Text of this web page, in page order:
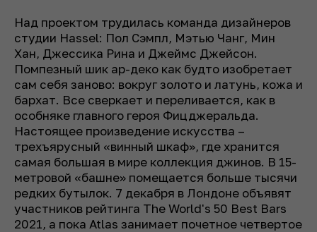
Над проектом трудилась команда дизайнеров
студии Hassel: Пол Сэмпл, Мэтью Чанг, Мин
Хан, Джессика Рина и Джеймс Джейсон.
Помпезный шик ар-деко как будто изобретает
сам себя заново: вокруг золото и латунь, кожа и
бархат. Все сверкает и переливается, как в
особняке главного героя Фицджеральда.
Настоящее произведение искусства –
трехъярусный «винный шкаф», где хранится
самая большая в мире коллекция джинов. В 15-
метровой «башне» помещается больше тысячи
редких бутылок. 7 декабря в Лондоне объявят
участников рейтинга The World's 50 Best Bars
2021, а пока Atlas занимает почетное четвертое